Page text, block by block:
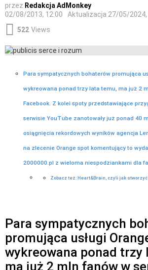
przez Redakcja AdMonkey
02/08/2013, 12:00
Aktualizacja 27/05/2024,
522 Views
Para sympatycznych bohaterów promująca
wykreowana ponad trzy lata temu, ma już 2
Facebook. Z kolei spoty przedstawiające
serwisie YouTube zanotowały już ponad 40
osiągnięcia rekordowych wyników agencja
na zlecenie Orange spot komentujący to
2000000.pl z wieloma niespodziankami dla
Zobacz też: Heart&Brain, czyli jak stworzyć
Para sympatycznych
promująca usługi
wykreowana ponad trzy
ma już 2 mln fanów w